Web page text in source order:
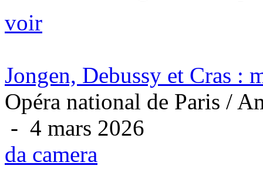
voir
Jongen, Debussy et Cras :
Opéra national de Paris /
- 4 mars 2026
da camera